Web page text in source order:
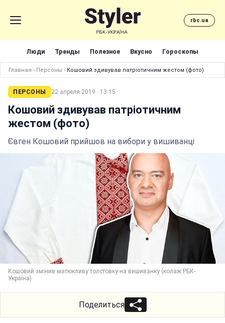
rbc.ua
Люди Тренды Полезное Вкусно Гороскопы
Главная › Персоны › Кошовий здивував патріотичним жестом (фото)
ПЕРСОНЫ 22 апреля 2019 · 13:15
Кошовий здивував патріотичним
жестом (фото)
Євген Кошовий прийшов на вибори у вишиванці
Кошовий змінив матюкливу толстовку на вишиванку (колаж РБК-
Україна)
Поделиться